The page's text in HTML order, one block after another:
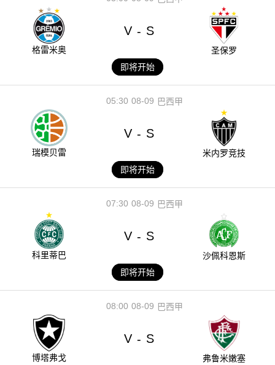
格雷米奥
V - S
圣保罗
即将开始
08-09
05:30 巴西甲
瑞模贝雷
V - S
米内罗竞技
即将开始
08-09
07:30 巴西甲
科里蒂巴
V - S
沙佩科恩斯
即将开始
08-09
08:00 巴西甲
博塔弗戈
V - S
弗鲁米嫩塞